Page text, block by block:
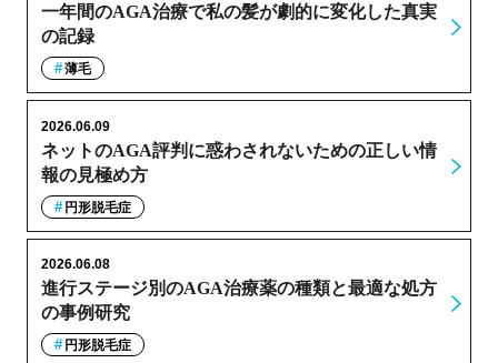
一年間のAGA治療で私の髪が劇的に変化した真実
の記録
薄毛
ネットのAGA評判に惑わされないための正しい情
報の見極め方
2026.06.09
円形脱毛症
進行ステージ別のAGA治療薬の種類と最適な処方
の事例研究
2026.06.08
円形脱毛症